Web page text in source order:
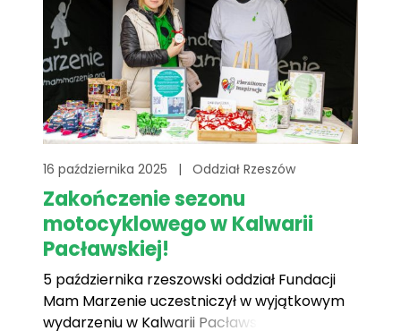
16 października 2025 | Oddział Rzeszów
Zakończenie sezonu
motocyklowego w Kalwarii
Pacławskiej!
5 października rzeszowski oddział Fundacji
Mam Marzenie uczestniczył w wyjątkowym
wydarzeniu w Kalwarii Pacławskiej —